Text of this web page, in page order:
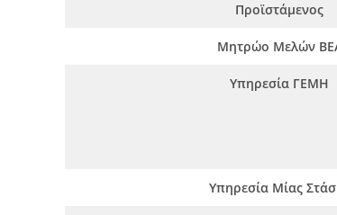
Προϊστάμενος
Μητρώο Μελών
Υπηρεσία ΓΕΜΗ
Υπηρεσία Μίας